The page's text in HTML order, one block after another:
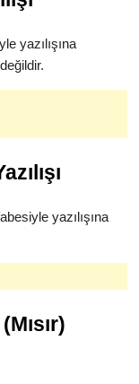
yazılışına
yazılışına